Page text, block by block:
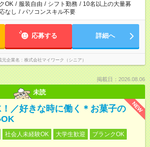
OK / 服装自由 / シフト勤務 / 10名以上の大量募
なし / パソコンスキル不要
応募する 詳細へ
元企業名 株式会社マイワーク（シニア）
掲載日：2026.08.06
未読
NEW
／好きな時に働く＊お菓子の
社会人未経験OK 大学生歓迎
ブランクOK